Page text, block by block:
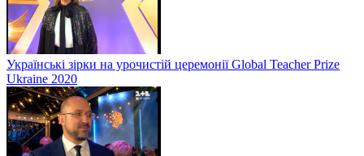
Українські зірки на урочистій церемонії Global Teacher Prize
Ukraine 2020